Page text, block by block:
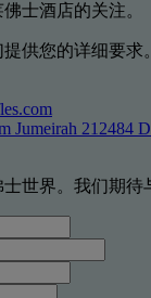
士酒店的关注。
供您的详细要求。
Jumeirah 212484
世界。我们期待